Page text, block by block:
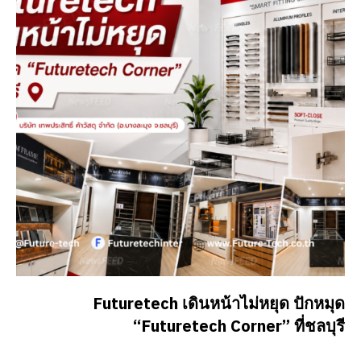
Futuretech เดินหน้าไม่หยุด ปักหมุด
“Futuretech Corner” ที่ชลบุรี